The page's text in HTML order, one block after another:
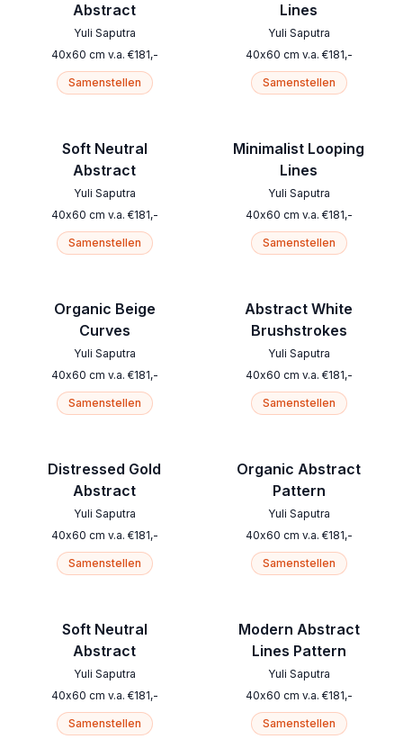
Abstract
Yuli Saputra
40x60 cm v.a. €181,-
Samenstellen
Soft Neutral
Abstract
Yuli Saputra
40x60 cm v.a. €181,-
Samenstellen
Organic Beige
Curves
Yuli Saputra
40x60 cm v.a. €181,-
Samenstellen
Distressed Gold
Abstract
Yuli Saputra
40x60 cm v.a. €181,-
Samenstellen
Soft Neutral
Abstract
Yuli Saputra
40x60 cm v.a. €181,-
Samenstellen
Lines
Yuli Saputra
40x60 cm v.a. €181,-
Samenstellen
Minimalist Looping
Lines
Yuli Saputra
40x60 cm v.a. €181,-
Samenstellen
Abstract White
Brushstrokes
Yuli Saputra
40x60 cm v.a. €181,-
Samenstellen
Organic Abstract
Pattern
Yuli Saputra
40x60 cm v.a. €181,-
Samenstellen
Modern Abstract
Lines Pattern
Yuli Saputra
40x60 cm v.a. €181,-
Samenstellen